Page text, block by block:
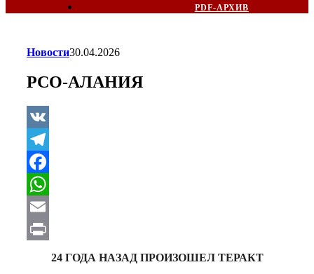
PDF-АРХИВ
Новости30.04.2026
РСО-АЛАНИЯ
VK
Telegram
Facebook
WhatsApp
Email
24 ГОДА НАЗАД ПРОИЗОШЕЛ ТЕРАКТ